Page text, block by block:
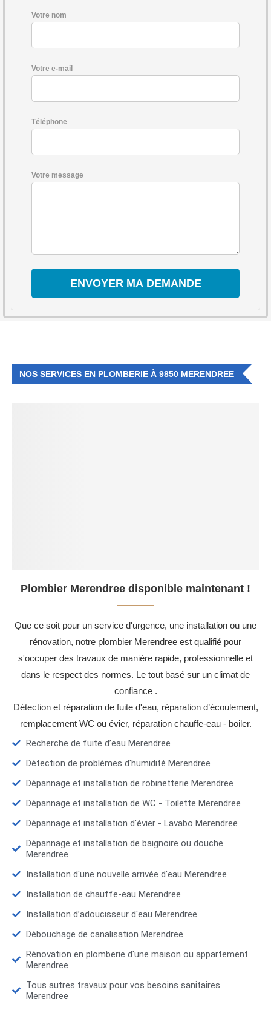
Votre nom
Votre e-mail
Téléphone
Votre message
NOS SERVICES EN PLOMBERIE À 9850 MERENDREE
Plombier Merendree disponible maintenant !
Que ce soit pour un service d'urgence, une installation ou une
rénovation, notre plombier Merendree est qualifié pour
s'occuper des travaux de manière rapide, professionnelle et
dans le respect des normes. Le tout basé sur un climat de
confiance .
Détection et réparation de fuite d'eau, réparation d’écoulement,
remplacement WC ou évier, réparation chauffe-eau - boiler.
Recherche de fuite d’eau Merendree
Détection de problèmes d'humidité Merendree
Dépannage et installation de robinetterie Merendree
Dépannage et installation de WC - Toilette Merendree
Dépannage et installation d'évier - Lavabo Merendree
Dépannage et installation de baignoire ou douche
Merendree
Installation d'une nouvelle arrivée d'eau Merendree
Installation de chauffe-eau Merendree
Installation d’adoucisseur d'eau Merendree
Débouchage de canalisation Merendree
Rénovation en plomberie d'une maison ou appartement
Merendree
Tous autres travaux pour vos besoins sanitaires
Merendree